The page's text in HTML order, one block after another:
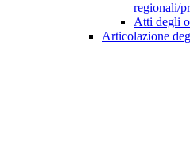
regionali/
Atti degli
Articolazione